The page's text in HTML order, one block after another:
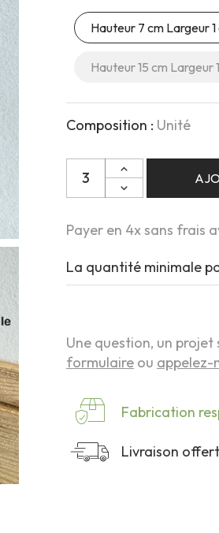
Hauteur 7 cm Largeur 1
Hauteur 15 cm Largeur
Composition : Unité
Quantité
Payer en 4x sans frais
La quantité minimale
Une question, un projet
formulaire ou appelez-
Fabrication
Livraison